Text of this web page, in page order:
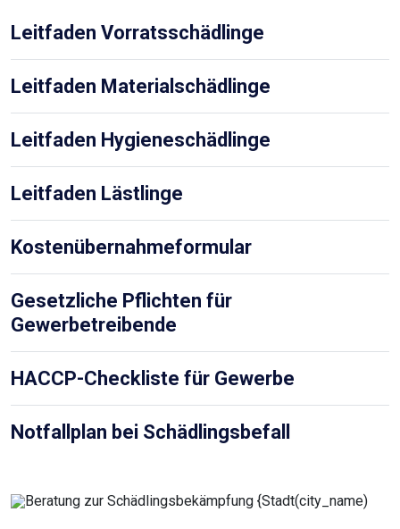
Leitfaden Vorratsschädlinge
Leitfaden Materialschädlinge
Leitfaden Hygieneschädlinge
Leitfaden Lästlinge
Kostenübernahmeformular
Gesetzliche Pflichten für
Gewerbetreibende
HACCP-Checkliste für Gewerbe
Notfallplan bei Schädlingsbefall